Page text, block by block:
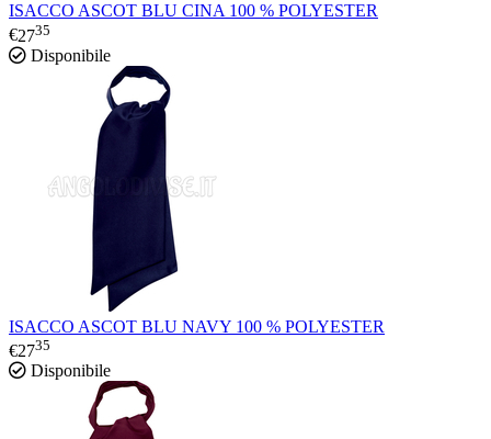
ISACCO ASCOT BLU CINA 100 % POLYESTER
€2735
Disponibile
ISACCO ASCOT BLU NAVY 100 % POLYESTER
€2735
Disponibile